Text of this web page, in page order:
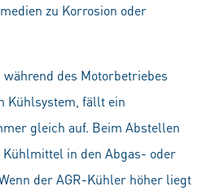
zu Korrosion oder
des Motorbetriebes
Kühlsystem, fällt ein
gleich auf. Beim Abstellen
in den Abgas- oder
der AGR-Kühler höher liegt